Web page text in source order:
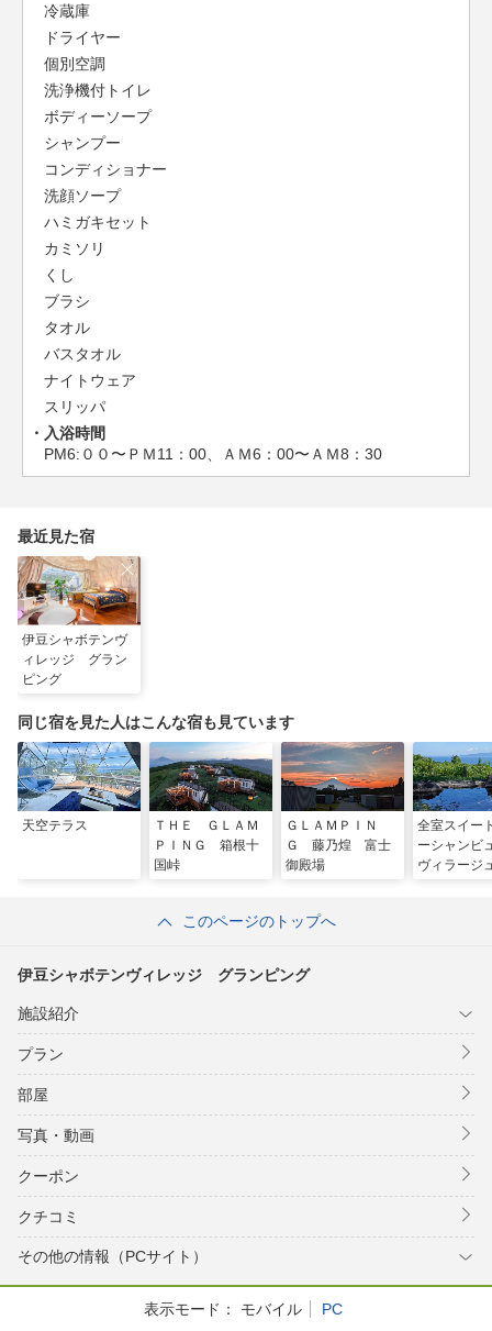
冷蔵庫
ドライヤー
個別空調
洗浄機付トイレ
ボディーソープ
シャンプー
コンディショナー
洗顔ソープ
ハミガキセット
カミソリ
くし
ブラシ
タオル
バスタオル
ナイトウェア
スリッパ
入浴時間
PM6:００〜ＰＭ11：00、ＡＭ6：00〜ＡＭ8：30
最近見た宿
伊豆シャボテンヴ
ィレッジ グラン
ピング
同じ宿を見た人はこんな宿も見ています
天空テラス
ＴＨＥ ＧＬＡＭ
ＰＩＮＧ 箱根十
国峠
ＧＬＡＭＰＩＮ
Ｇ 藤乃煌 富士
御殿場
全室スイー
ーシャン
ヴィラージ
このページのトップへ
伊豆シャボテンヴィレッジ グランピング
施設紹介
プラン
部屋
写真・動画
クーポン
クチコミ
その他の情報（PCサイト）
表示モード： モバイル PC